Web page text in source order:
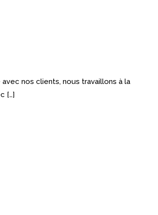
nos clients, nous travaillons à la
[…]